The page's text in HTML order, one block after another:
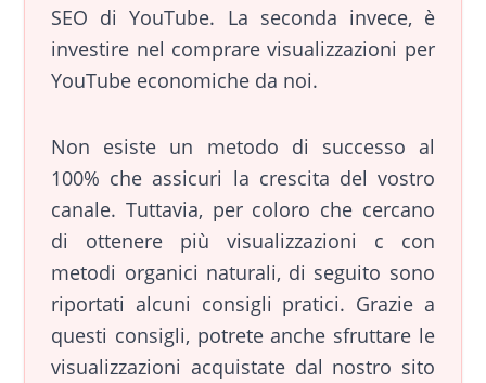
SEO di YouTube. La seconda invece, è
investire nel comprare visualizzazioni per
YouTube economiche da noi.
Non esiste un metodo di successo al
100% che assicuri la crescita del vostro
canale. Tuttavia, per coloro che cercano
di ottenere più visualizzazioni c con
metodi organici naturali, di seguito sono
riportati alcuni consigli pratici. Grazie a
questi consigli, potrete anche sfruttare le
visualizzazioni acquistate dal nostro sito